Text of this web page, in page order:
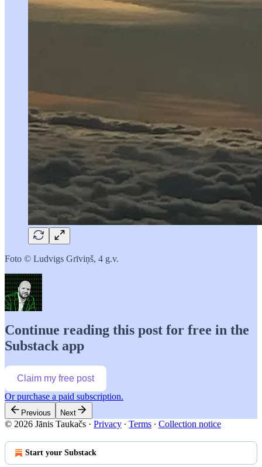
Foto © Ludvigs Grīviņš, 4 g.v.
Continue reading this post for free in the
Substack app
Claim my free post
Or purchase a paid subscription.
Previous Next
© 2026 Jānis Taukačs · Privacy ∙ Terms ∙ Collection notice
Start your Substack